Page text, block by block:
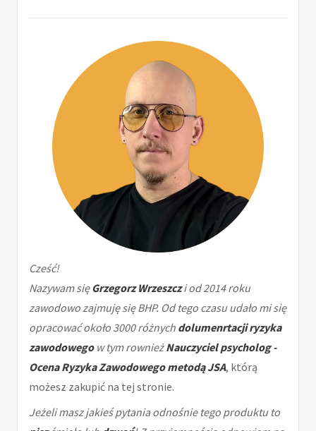
Cześć!
Nazywam sięGrzegorz Wrzeszczi od 2014 roku
zawodowo zajmuję się BHP. Od tego czasu udało mi się
opracować około 3000 różnych dolumenrtacji ryzyka
zawodowegow tym rownieżNauczyciel psycholog -
Ocena Ryzyka Zawodowego metodą JSA, którą
możesz zakupić na tej stronie.
Jeżeli masz jakieś pytania odnośnie tego produktu to